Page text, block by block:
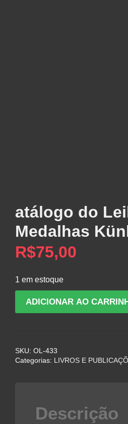
atálogo do
Medalhas
R$75,00
1 em estoque
Künker
quantidade
ADICIONAR AO
SKU: OL-433
Categorias: LIVROS E
Descrição